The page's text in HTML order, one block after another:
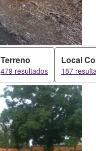
Terreno
479 resultados
Local
187